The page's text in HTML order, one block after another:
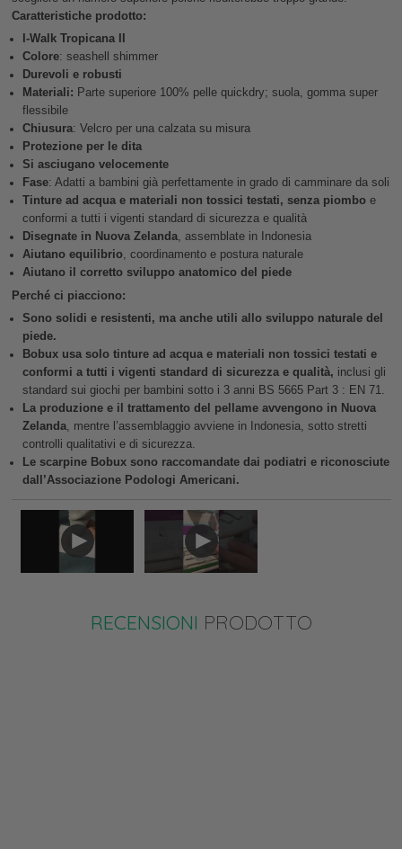
Caratteristiche prodotto:
I-Walk Tropicana II
Colore: seashell shimmer
Durevoli e robusti
Materiali: Parte superiore 100% pelle quickdry; suola, gomma super
flessibile
Chiusura: Velcro per una calzata su misura
Protezione per le dita
Si asciugano velocemente
Fase: Adatti a bambini già perfettamente in grado di camminare da soli
Tinture ad acqua e materiali non tossici testati, senza piombo e
conformi a tutti i vigenti standard di sicurezza e qualità
Disegnate in Nuova Zelanda, assemblate in Indonesia
Aiutano equilibrio, coordinamento e postura naturale
Aiutano il corretto sviluppo anatomico del piede
Perché ci piacciono:
Sono solidi e resistenti, ma anche utili allo sviluppo naturale del
piede.
Bobux usa solo tinture ad acqua e materiali non tossici testati e
conformi a tutti i vigenti standard di sicurezza e qualità, inclusi gli
standard sui giochi per bambini sotto i 3 anni BS 5665 Part 3 : EN 71.
La produzione e il trattamento del pellame avvengono in Nuova
Zelanda, mentre l’assemblaggio avviene in Indonesia, sotto stretti
controlli qualitativi e di sicurezza.
Le scarpine Bobux sono raccomandate dai podiatri e riconosciute
dall’Associazione Podologi Americani.
RECENSIONI PRODOTTO